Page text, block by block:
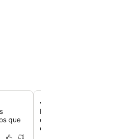
que
Jardim tranquilo no pátio
Relaxe na área tranquila
centro da cidade, perfeito
com outros viajantes.